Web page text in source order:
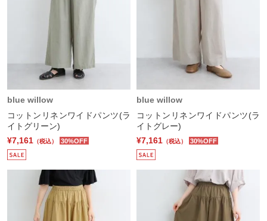
blue willow
コットンリネンワイドパンツ(ラ
イトグリーン)
¥7,161 （税込） 30%OFF
blue willow
コットンリネンワイドパンツ(ラ
イトグレー)
¥7,161 （税込） 30%OFF